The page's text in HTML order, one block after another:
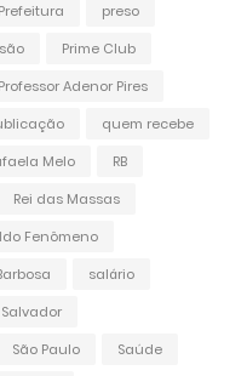
Prefeitura
preso
Prime Club
Professor Adenor Pires
quem recebe
Melo
RB
Rei das Massas
Fenômeno
salário
Salvador
São Paulo
Saúde